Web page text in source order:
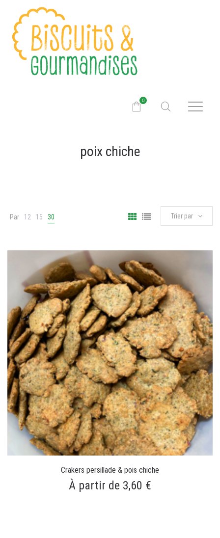
0
poix chiche
Par 12 15 30 Trier par
Crakers persillade & pois chiche
À partir de 3,60 €